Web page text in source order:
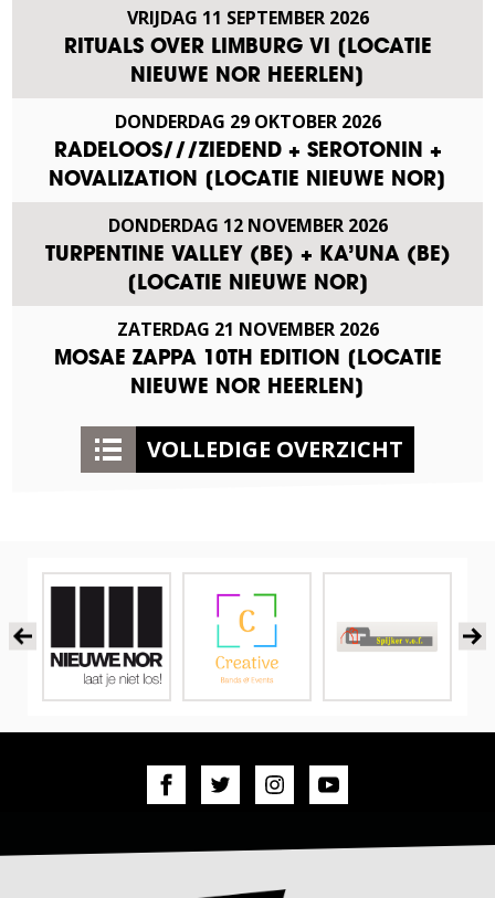
VRIJDAG 11 SEPTEMBER 2026
RITUALS OVER LIMBURG VI [LOCATIE
NIEUWE NOR HEERLEN]
DONDERDAG 29 OKTOBER 2026
RADELOOS///ZIEDEND + SEROTONIN +
NOVALIZATION [LOCATIE NIEUWE NOR]
DONDERDAG 12 NOVEMBER 2026
TURPENTINE VALLEY (BE) + KA’UNA (BE)
[LOCATIE NIEUWE NOR]
ZATERDAG 21 NOVEMBER 2026
MOSAE ZAPPA 10TH EDITION [LOCATIE
NIEUWE NOR HEERLEN]
VOLLEDIGE OVERZICHT